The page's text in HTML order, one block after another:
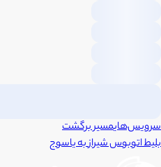
سرویس‌هایمسیر برگشت
بلیط اتوبوسشیرازبهیاسوج